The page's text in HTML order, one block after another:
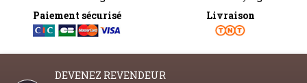
Paiement sécurisé Livraison
DEVENEZ REVENDEUR